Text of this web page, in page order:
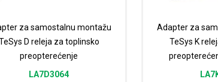
za samostalnu montažu
D releja za toplinsko
preopterećenje
LA7D3064
Adapter za
TeSys K